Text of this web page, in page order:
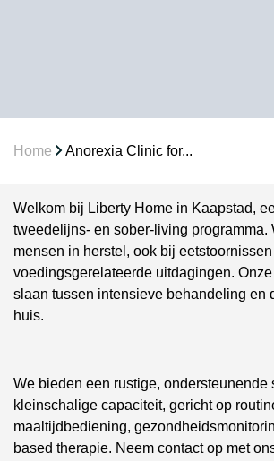
Home Anorexia Clinic for...
Welkom bij Liberty Home in Kaapstad,
tweedelijns- en sober-living programma.
mensen in herstel, ook bij eetstoornissen
voedingsgerelateerde uitdagingen.
slaan tussen intensieve behandeling en
huis.
We bieden een rustige, ondersteunende
kleinschalige capaciteit, gericht op
maaltijdbediening,
based therapie. Neem contact op met